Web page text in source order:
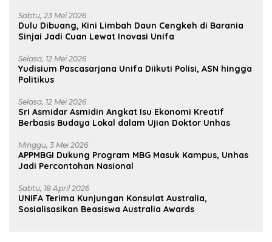
Sabtu, 23 Mei 2026
Dulu Dibuang, Kini Limbah Daun Cengkeh di Barania
Sinjai Jadi Cuan Lewat Inovasi Unifa
Selasa, 12 Mei 2026
Yudisium Pascasarjana Unifa Diikuti Polisi, ASN hingga
Politikus
Selasa, 12 Mei 2026
Sri Asmidar Asmidin Angkat Isu Ekonomi Kreatif
Berbasis Budaya Lokal dalam Ujian Doktor Unhas
Minggu, 3 Mei 2026
APPMBGI Dukung Program MBG Masuk Kampus, Unhas
Jadi Percontohan Nasional
Sabtu, 18 April 2026
UNIFA Terima Kunjungan Konsulat Australia,
Sosialisasikan Beasiswa Australia Awards